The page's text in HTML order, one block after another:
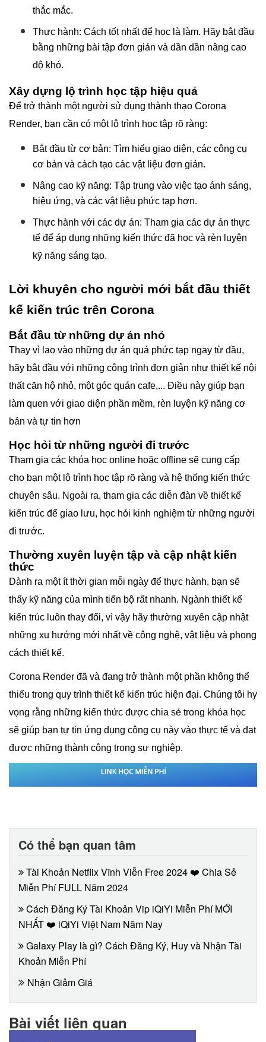
thắc mắc.
Thực hành: Cách tốt nhất để học là làm. Hãy bắt đầu
bằng những bài tập đơn giản và dần dần nâng cao
độ khó.
Xây dựng lộ trình học tập hiệu quả
Để trở thành một người sử dụng thành thạo Corona
Render, bạn cần có một lộ trình học tập rõ ràng:
Bắt đầu từ cơ bản: Tìm hiểu giao diện, các công cụ
cơ bản và cách tạo các vật liệu đơn giản.
Nâng cao kỹ năng: Tập trung vào việc tạo ánh sáng,
hiệu ứng, và các vật liệu phức tạp hơn.
Thực hành với các dự án: Tham gia các dự án thực
tế để áp dụng những kiến thức đã học và rèn luyện
kỹ năng sáng tạo.
Lời khuyên cho người mới bắt đầu thiết
kế kiến trúc trên Corona
Bắt đầu từ những dự án nhỏ
Thay vì lao vào những dự án quá phức tạp ngay từ đầu,
hãy bắt đầu với những công trình đơn giản như thiết kế nội
thất căn hộ nhỏ, một góc quán cafe,... Điều này giúp bạn
làm quen với giao diện phần mềm, rèn luyện kỹ năng cơ
bản và tự tin hơn
Học hỏi từ những người đi trước
Tham gia các khóa học online hoặc offline sẽ cung cấp
cho bạn một lộ trình học tập rõ ràng và hệ thống kiến thức
chuyên sâu. Ngoài ra, tham gia các diễn đàn về thiết kế
kiến trúc để giao lưu, học hỏi kinh nghiệm từ những người
đi trước.
Thường xuyên luyện tập và cập nhật kiến
thức
Dành ra một ít thời gian mỗi ngày để thực hành, bạn sẽ
thấy kỹ năng của mình tiến bộ rất nhanh. Ngành thiết kế
kiến trúc luôn thay đổi, vì vậy hãy thường xuyên cập nhật
những xu hướng mới nhất về công nghệ, vật liệu và phong
cách thiết kế.
Corona Render đã và đang trở thành một phần không thể
thiếu trong quy trình thiết kế kiến trúc hiện đại. Chúng tôi hy
vọng rằng những kiến thức được chia sẻ trong khóa học
sẽ giúp bạn tự tin ứng dụng công cụ này vào thực tế và đạt
được những thành công trong sự nghiệp.
Có thể bạn quan tâm
Tài Khoản Netflix Vĩnh Viễn Free 2024 ❤️ Chia Sẻ
Miễn Phí FULL Năm 2024
Cách Đăng Ký Tài Khoản Vip iQiYi Miễn Phí MỚI
NHẤT ❤️ iQiYi Việt Nam Năm Nay
Galaxy Play là gì? Cách Đăng Ký, Huy và Nhận Tài
Khoản Miễn Phí
Nhận Giảm Giá
Bài viết liên quan